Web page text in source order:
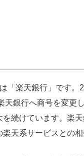
「楽天銀行」です。
天銀行へ商号を変更
続けています。楽
天系サービスとの